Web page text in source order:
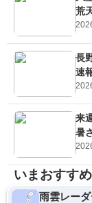
荒
長
速
来
暑
いまおすす
雨雲レー